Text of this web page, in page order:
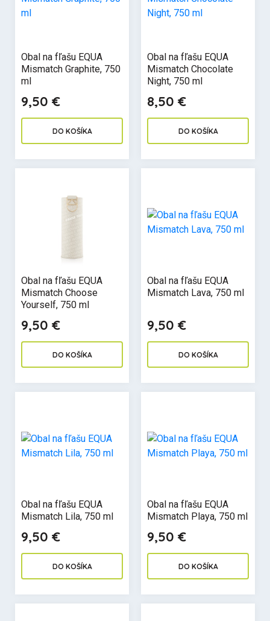
Obal na fľašu EQUA
Mismatch Graphite, 750
ml
9,50 €
DO KOŠÍKA
Obal na fľašu EQUA
Mismatch Chocolate
Night, 750 ml
8,50 €
DO KOŠÍKA
Obal na fľašu EQUA
Mismatch Choose
Yourself, 750 ml
9,50 €
DO KOŠÍKA
Obal na fľašu EQUA
Mismatch Lava, 750 ml
9,50 €
DO KOŠÍKA
Obal na fľašu EQUA
Mismatch Lila, 750 ml
9,50 €
DO KOŠÍKA
Obal na fľašu EQUA
Mismatch Playa, 750 ml
9,50 €
DO KOŠÍKA